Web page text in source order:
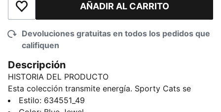
Añadir a la lista de deseosAÑADIR AL CARRITO
Devoluciones gratuitas en todos los pedidos que
califiquen
Descripción
HISTORIA DEL PRODUCTO
Esta colección transmite energía. Sporty Cats se
caracteriza por sus diseños atrevidos y su estilo
Estilo: 634551_49